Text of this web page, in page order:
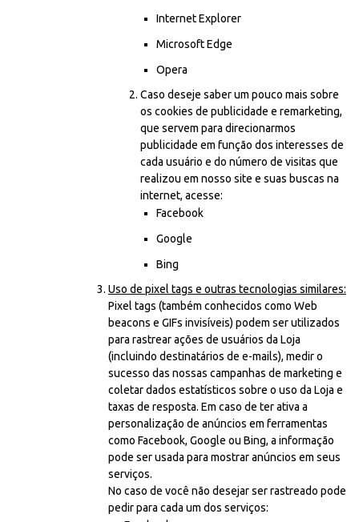
Internet Explorer
Microsoft Edge
Opera
Caso deseje saber um pouco mais sobre
os cookies de publicidade e remarketing,
que servem para direcionarmos
publicidade em função dos interesses de
cada usuário e do número de visitas que
realizou em nosso site e suas buscas na
internet, acesse:
Facebook
Google
Bing
Uso de pixel tags e outras tecnologias similares:
Pixel tags (também conhecidos como Web
beacons e GIFs invisíveis) podem ser utilizados
para rastrear ações de usuários da Loja
(incluindo destinatários de e-mails), medir o
sucesso das nossas campanhas de marketing e
coletar dados estatísticos sobre o uso da Loja e
taxas de resposta. Em caso de ter ativa a
personalização de anúncios em ferramentas
como Facebook, Google ou Bing, a informação
pode ser usada para mostrar anúncios em seus
serviços.
No caso de você não desejar ser rastreado pode
pedir para cada um dos serviços: